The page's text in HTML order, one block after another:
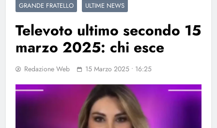
GRANDE FRATELLO ULTIME NEWS
Televoto ultimo secondo 15
marzo 2025: chi esce
Redazione Web 15 Marzo 2025 • 16:25